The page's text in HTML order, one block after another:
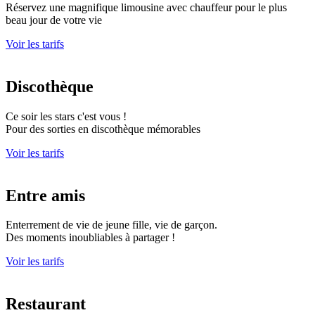
Réservez une magnifique limousine avec chauffeur pour le plus
beau jour de votre vie
Voir les tarifs
Discothèque
Ce soir les stars c'est vous !
Pour des sorties en discothèque mémorables
Voir les tarifs
Entre amis
Enterrement de vie de jeune fille, vie de garçon.
Des moments inoubliables à partager !
Voir les tarifs
Restaurant